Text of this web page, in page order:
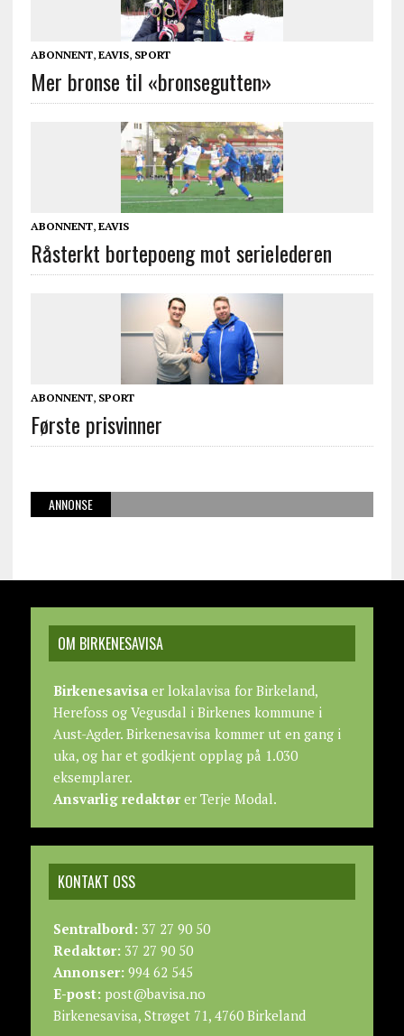
ABONNENT, EAVIS, SPORT
Mer bronse til «bronsegutten»
ABONNENT, EAVIS
Råsterkt bortepoeng mot serielederen
ABONNENT, SPORT
Første prisvinner
ANNONSE
OM BIRKENESAVISA
Birkenesavisaer lokalavisa for Birkeland,
Herefoss og Vegusdal i Birkenes kommune i
Aust-Agder. Birkenesavisa kommer ut en gang i
uka, og har et godkjent opplag på 1.030
eksemplarer.
Ansvarlig redaktører Terje Modal.
KONTAKT OSS
Sentralbord:37 27 90 50
Redaktør:37 27 90 50
Annonser:994 62 545
E-post:post@bavisa.no
Birkenesavisa, Strøget 71, 4760 Birkeland